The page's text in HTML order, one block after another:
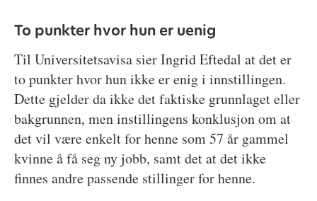
To punkter hvor hun er uenig
Til Universitetsavisa sier Ingrid Eftedal at det er
to punkter hvor hun ikke er enig i innstillingen.
Dette gjelder da ikke det faktiske grunnlaget eller
bakgrunnen, men instillingens konklusjon om at
det vil være enkelt for henne som 57 år gammel
kvinne å få seg ny jobb, samt det at det ikke
finnes andre passende stillinger for henne.